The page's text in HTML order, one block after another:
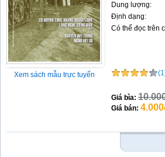
Xem sách mẫu trực tuyến
Dung lượng:
Định dạng:
Có thể đọc trên
Giá bìa:
Giá bán: